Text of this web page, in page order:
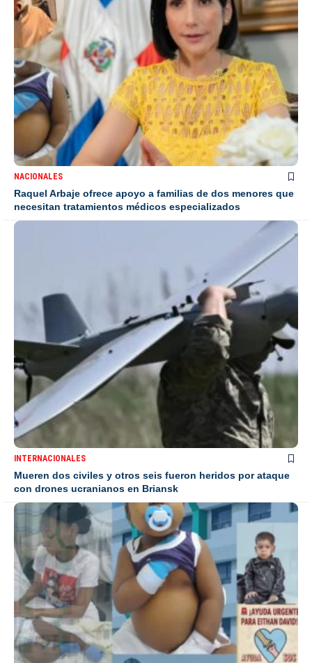
NACIONALES
Raquel Arbaje ofrece apoyo a familias de dos menores que
necesitan tratamientos médicos especializados
INTERNACIONALES
Mueren dos civiles y otros seis fueron heridos por ataque
con drones ucranianos en Briansk